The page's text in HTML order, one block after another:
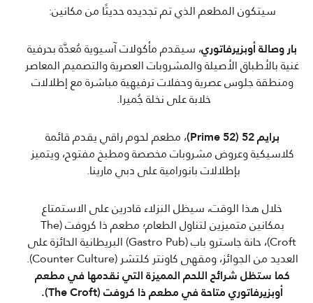
سيتكون المطعم الذي تم تجديده حديثًا من مكانين:
بار وصالة أوبزيرفاتوري، سيقدم مأكولات آسيوية مُعدَّة بحرفية
غنية بالأطباق الأصيلة والمشروبات العصرية والتصميم المعاصر
ومنطقة جلوس عصرية وحفلات ترفيهية مباشرة مع إطلالات
خلابة على نخلة جُميرا.
برايم 52 (Prime 52)
، مطعم لحوم راقي يقدم قائمة
كلاسيكية وعروض مشروبات مخصصة ومطبخ مفتوح، ويتميز
بإطلالات بانورامية على دبي مارينا.
خلال هذا الوقت، سيظل النزلاء قادرين على الاستمتاع
بمكانين متميزين لتناول الطعام؛ مطعم ذا كروفت (The
Croft)، حانة جاسترو باب (Gastro Pub) البريطانية الحائزة على
العديد من الجوائز، ومقهى كاونتر كلتشر (Counter Culture).
كما ستظل شرائح اللحم المميزة التي نقدمها في مطعم
أوبزيرفاتوري متاحة في مطعم ذا كروفت (The Croft).